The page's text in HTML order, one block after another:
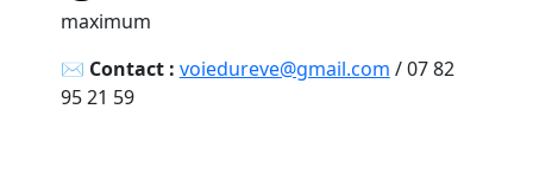
maximum
✉︎ Contact : voiedureve@gmail.com / 07 82
95 21 59